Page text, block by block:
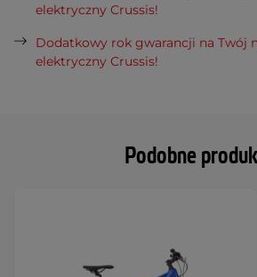
Podobne
elektryczny Crussis!
Dodatkowy rok gwarancji na Twój
elektryczny Crussis!